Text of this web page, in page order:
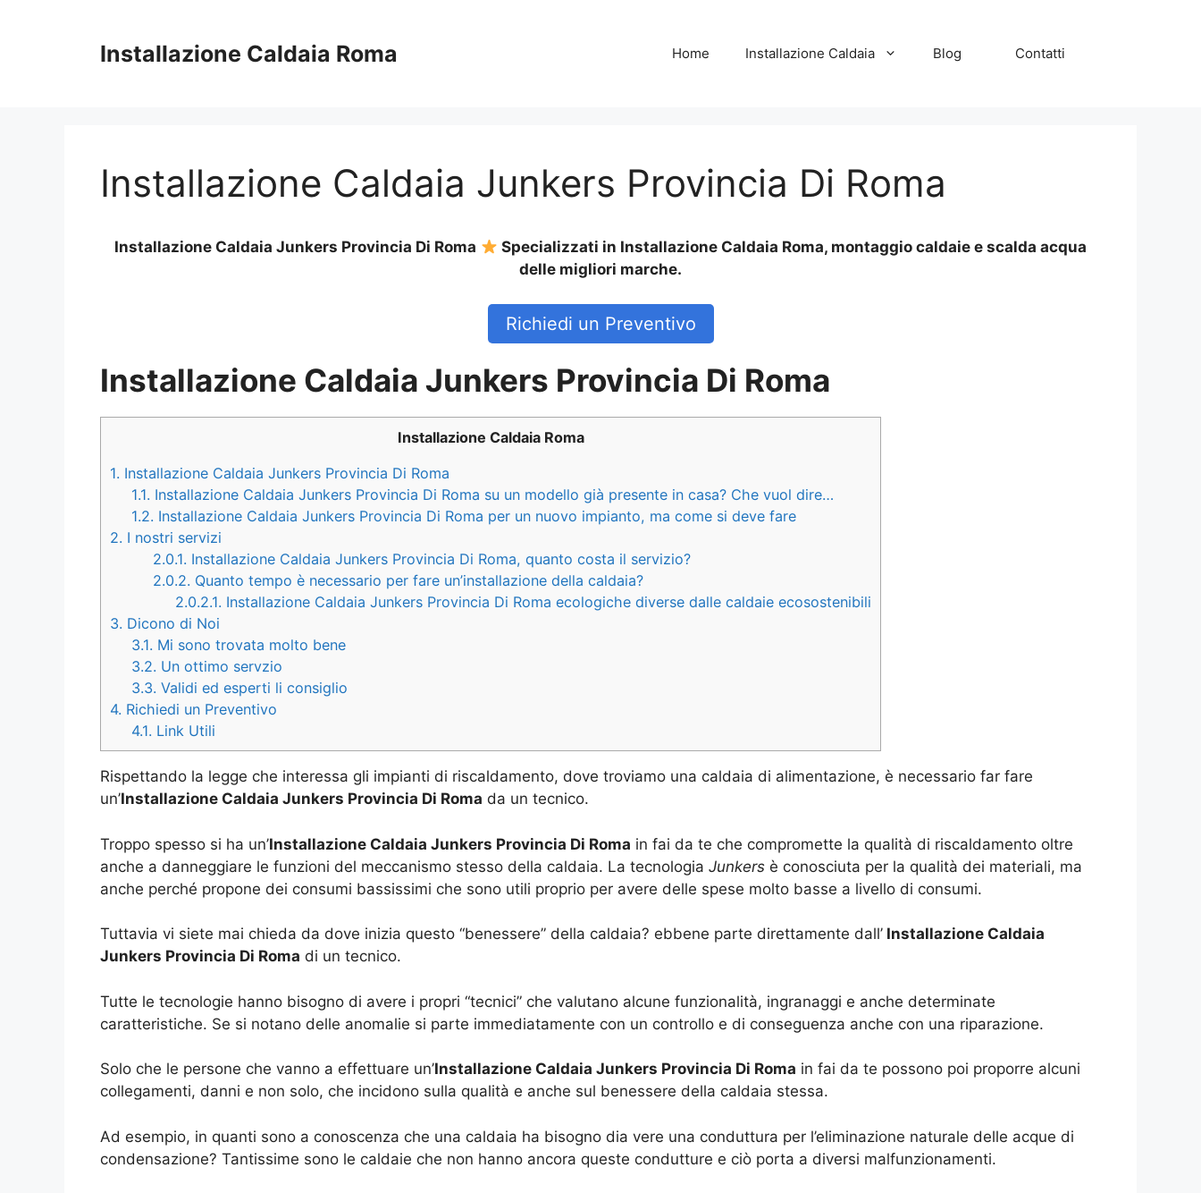
Installazione Caldaia Roma Home Installazione Caldaia Blog Contatti
Installazione Caldaia Junkers Provincia Di Roma
Installazione Caldaia Junkers Provincia Di Roma
Specializzati in Installazione Caldaia Roma, montaggio caldaie e scalda acqua
delle migliori marche.
Richiedi un Preventivo
Installazione Caldaia Junkers Provincia Di Roma
Installazione Caldaia Roma
1. Installazione Caldaia Junkers Provincia Di Roma
1.1. Installazione Caldaia Junkers Provincia Di Roma su un modello già presente in casa? Che vuol dire…
1.2. Installazione Caldaia Junkers Provincia Di Roma per un nuovo impianto, ma come si deve fare
2. I nostri servizi
2.0.1. Installazione Caldaia Junkers Provincia Di Roma, quanto costa il servizio?
2.0.2. Quanto tempo è necessario per fare un’installazione della caldaia?
2.0.2.1. Installazione Caldaia Junkers Provincia Di Roma ecologiche diverse dalle caldaie ecosostenibili
3. Dicono di Noi
3.1. Mi sono trovata molto bene
3.2. Un ottimo servzio
3.3. Validi ed esperti li consiglio
4. Richiedi un Preventivo
4.1. Link Utili
Rispettando la legge che interessa gli impianti di riscaldamento, dove troviamo una caldaia di alimentazione, è necessario far fare
un’Installazione Caldaia Junkers Provincia Di Roma da un tecnico.
Troppo spesso si ha un’Installazione Caldaia Junkers Provincia Di Roma in fai da te che compromette la qualità di riscaldamento oltre
anche a danneggiare le funzioni del meccanismo stesso della caldaia. La tecnologia Junkers è conosciuta per la qualità dei materiali, ma
anche perché propone dei consumi bassissimi che sono utili proprio per avere delle spese molto basse a livello di consumi.
Tuttavia vi siete mai chieda da dove inizia questo “benessere” della caldaia? ebbene parte direttamente dall’ Installazione Caldaia
Junkers Provincia Di Roma di un tecnico.
Tutte le tecnologie hanno bisogno di avere i propri “tecnici” che valutano alcune funzionalità, ingranaggi e anche determinate
caratteristiche. Se si notano delle anomalie si parte immediatamente con un controllo e di conseguenza anche con una riparazione.
Solo che le persone che vanno a effettuare un’Installazione Caldaia Junkers Provincia Di Roma in fai da te possono poi proporre alcuni
collegamenti, danni e non solo, che incidono sulla qualità e anche sul benessere della caldaia stessa.
Ad esempio, in quanti sono a conoscenza che una caldaia ha bisogno dia vere una conduttura per l’eliminazione naturale delle acque di
condensazione? Tantissime sono le caldaie che non hanno ancora queste condutture e ciò porta a diversi malfunzionamenti.